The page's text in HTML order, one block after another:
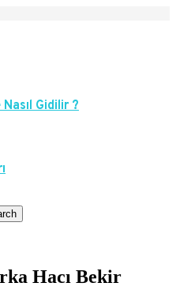
Gidilir ?
Hacı Bekir